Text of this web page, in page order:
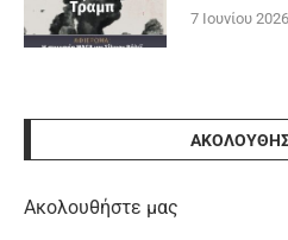
7 Ιουνίου 2026
Ακολουθήστε μας